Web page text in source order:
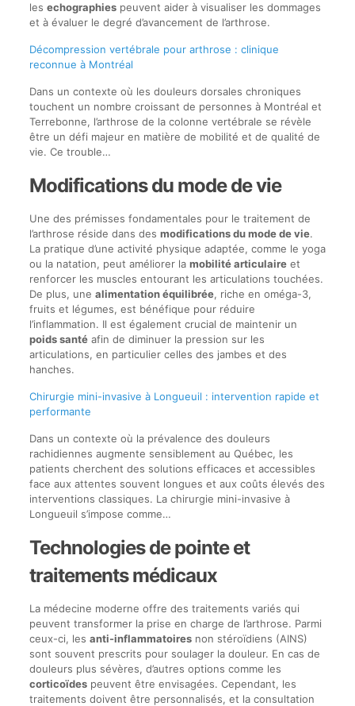
les echographiespeuvent aider à visualiser les dommages
et à évaluer le degré d’avancement de l’arthrose.
Décompression vertébrale pour arthrose : clinique
reconnue à Montréal
Dans un contexte où les douleurs dorsales chroniques
touchent un nombre croissant de personnes à Montréal et
Terrebonne, l’arthrose de la colonne vertébrale se révèle
être un défi majeur en matière de mobilité et de qualité de
vie. Ce trouble…
Modifications du mode de vie
Une des prémisses fondamentales pour le traitement de
l’arthrose réside dans des modifications du mode de vie.
La pratique d’une activité physique adaptée, comme le yoga
ou la natation, peut améliorer la mobilité articulaireet
renforcer les muscles entourant les articulations touchées.
De plus, une alimentation équilibrée, riche en oméga-3,
fruits et légumes, est bénéfique pour réduire
l’inflammation. Il est également crucial de maintenir un
poids santéafin de diminuer la pression sur les
articulations, en particulier celles des jambes et des
hanches.
Chirurgie mini-invasive à Longueuil : intervention rapide et
performante
Dans un contexte où la prévalence des douleurs
rachidiennes augmente sensiblement au Québec, les
patients cherchent des solutions efficaces et accessibles
face aux attentes souvent longues et aux coûts élevés des
interventions classiques. La chirurgie mini-invasive à
Longueuil s’impose comme…
Technologies de pointe et
traitements médicaux
La médecine moderne offre des traitements variés qui
peuvent transformer la prise en charge de l’arthrose. Parmi
ceux-ci, les anti-inflammatoiresnon stéroïdiens (AINS)
sont souvent prescrits pour soulager la douleur. En cas de
douleurs plus sévères, d’autres options comme les
corticoïdespeuvent être envisagées. Cependant, les
traitements doivent être personnalisés, et la consultation